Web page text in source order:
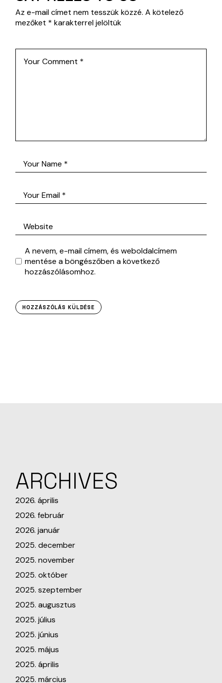
Az e-mail címet nem tesszük közzé. A kötelező
mezőket * karakterrel jelöltük
A nevem, e-mail címem, és weboldalcímem
mentése a böngészőben a következő
hozzászólásomhoz.
HOZZÁSZÓLÁS KÜLDÉSE
ARCHIVES
2026. április
2026. február
2026. január
2025. december
2025. november
2025. október
2025. szeptember
2025. augusztus
2025. július
2025. június
2025. május
2025. április
2025. március